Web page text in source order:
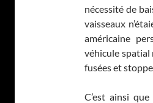
nécessité de
vaisseaux
américaine
véhicule spatial
fusées et
C’est ainsi